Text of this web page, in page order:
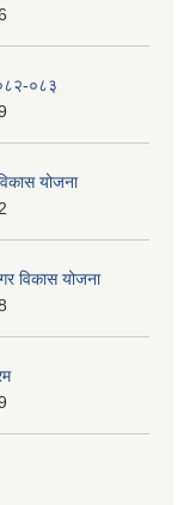
०८३
योजना
विकास योजना